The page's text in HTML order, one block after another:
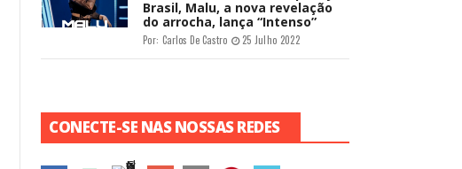
Brasil, Malu, a nova revelação
do arrocha, lança “Intenso”
Por: Carlos De Castro 25 Julho 2022
CONECTE-SE NAS NOSSAS REDES